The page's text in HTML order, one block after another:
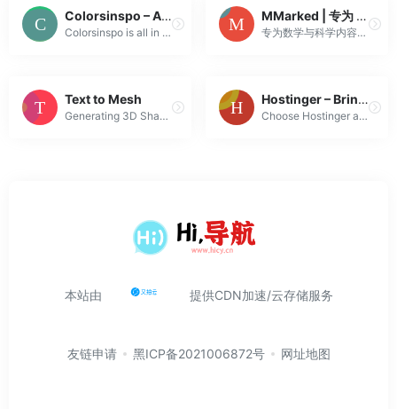
Colorsinspo – All in one resource for finding everything about colors
Colorsinspo is all in one resource to find everything about colors with extreme ease. Also, you will get Freebies, Inspirations, Color Tools, Gradient...
MMarked | 专为 STEM 教育打造的 Markdown 引擎 – MathCrowd Labs
专为数学与科学内容设计的 Markdown 解析扩展库。原生支持定理环境、折叠证明与 LaTeX 公式渲染，让技术写作更具语义。
Text to Mesh
Generating 3D Shapes from Text
Hostinger – Bring Your Idea Online With a Website
Choose Hostinger and make the perfect site. From Shared Hosting and Domains to VPS and Cloud plans. We have all you need for online success.
本站由 提供CDN加速/云存储服务
友链申请 黑ICP备2021006872号 网址地图